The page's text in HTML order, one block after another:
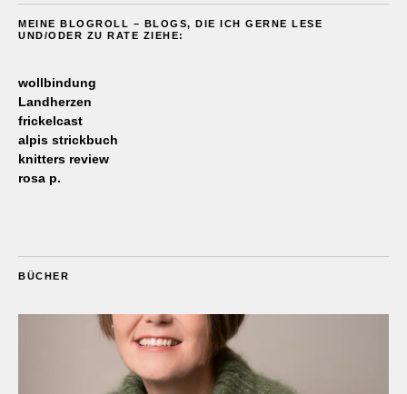
MEINE BLOGROLL – BLOGS, DIE ICH GERNE LESE
UND/ODER ZU RATE ZIEHE:
wollbindung
Landherzen
frickelcast
alpis strickbuch
knitters review
rosa p.
BÜCHER